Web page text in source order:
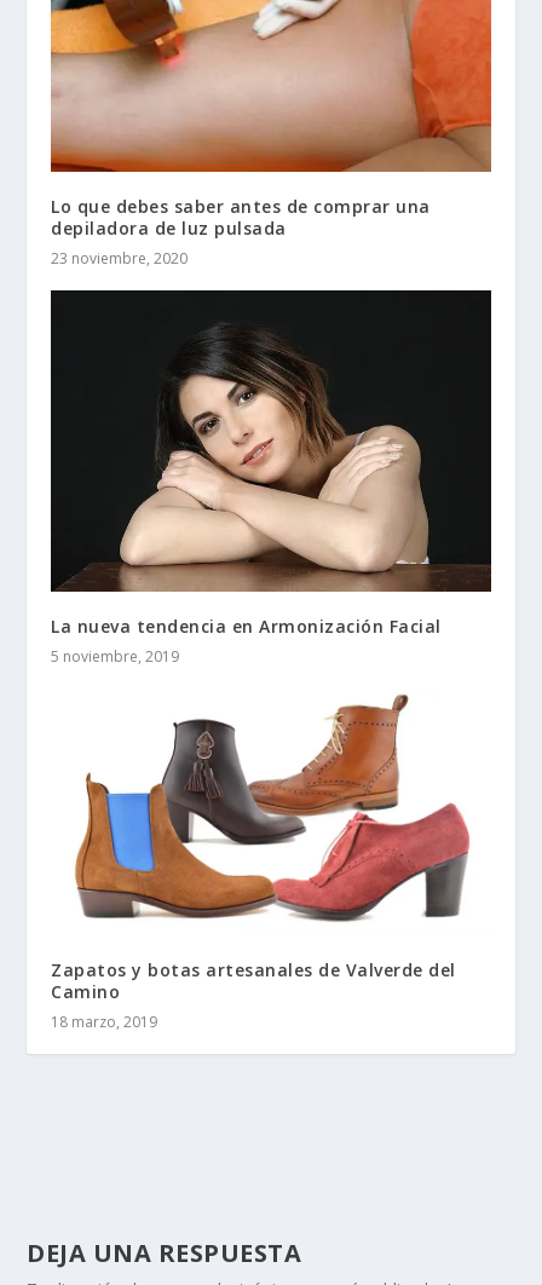
Lo que debes saber antes de comprar una
depiladora de luz pulsada
23 noviembre, 2020
La nueva tendencia en Armonización Facial
5 noviembre, 2019
Zapatos y botas artesanales de Valverde del
Camino
18 marzo, 2019
DEJA UNA RESPUESTA